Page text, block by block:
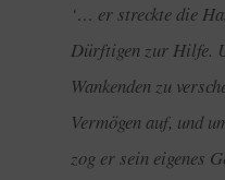
‘… er streckte die
Dürftigen zur Hilfe.
Wankenden zu
Vermögen auf, und
zog er sein eigenes